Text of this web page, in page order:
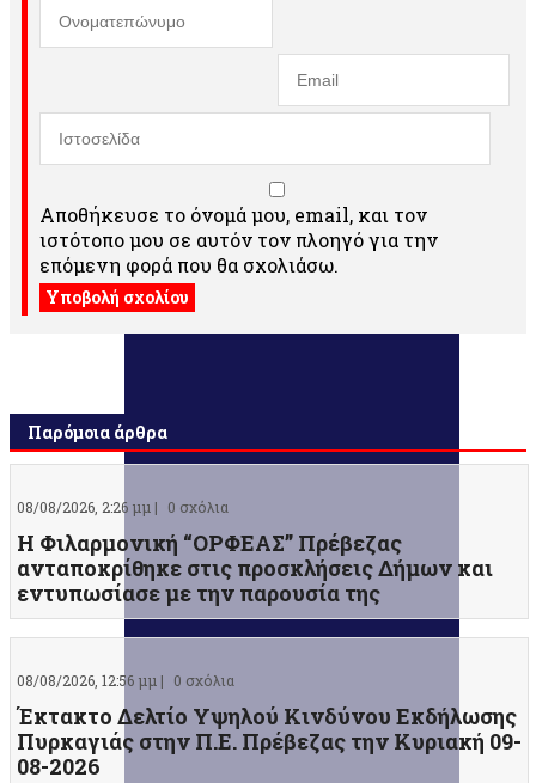
Αποθήκευσε το όνομά μου, email, και τον
ιστότοπο μου σε αυτόν τον πλοηγό για την
επόμενη φορά που θα σχολιάσω.
Παρόμοια άρθρα
08/08/2026, 2:26 μμ | 0 σχόλια
Η Φιλαρμονική “ΟΡΦΕΑΣ” Πρέβεζας
ανταποκρίθηκε στις προσκλήσεις Δήμων και
εντυπωσίασε με την παρουσία της
08/08/2026, 12:56 μμ | 0 σχόλια
Έκτακτο Δελτίο Υψηλού Κινδύνου Εκδήλωσης
Πυρκαγιάς στην Π.Ε. Πρέβεζας την Κυριακή 09-
08-2026